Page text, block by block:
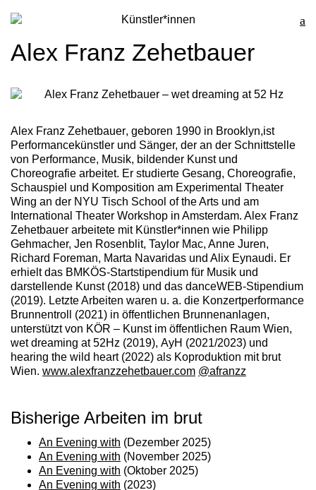
Künstler*innen
Alex Franz Zehetbauer
Alex Franz Zehetbauer, geboren 1990 in Brooklyn,ist
Performancekünstler und Sänger, der an der Schnittstelle
von Performance, Musik, bildender Kunst und
Choreografie arbeitet. Er studierte Gesang, Choreografie,
Schauspiel und Komposition am Experimental Theater
Wing an der NYU Tisch School of the Arts und am
International Theater Workshop in Amsterdam. Alex Franz
Zehetbauer arbeitete mit Künstler*innen wie Philipp
Gehmacher, Jen Rosenblit, Taylor Mac, Anne Juren,
Richard Foreman, Marta Navaridas und Alix Eynaudi. Er
erhielt das BMKÖS-Startstipendium für Musik und
darstellende Kunst (2018) und das danceWEB-Stipendium
(2019). Letzte Arbeiten waren u. a. die Konzertperformance
Brunnentroll (2021) in öffentlichen Brunnenanlagen,
unterstützt von KÖR – Kunst im öffentlichen Raum Wien,
wet dreaming at 52Hz (2019), AyH (2021/2023) und
hearing the wild heart(2022) als Koproduktion mit brut
Wien. www.alexfranzzehetbauer.com @afranzz
Bisherige Arbeiten im brut
An Evening with (Dezember 2025)
An Evening with (November 2025)
An Evening with (Oktober 2025)
An Evening with (2023)